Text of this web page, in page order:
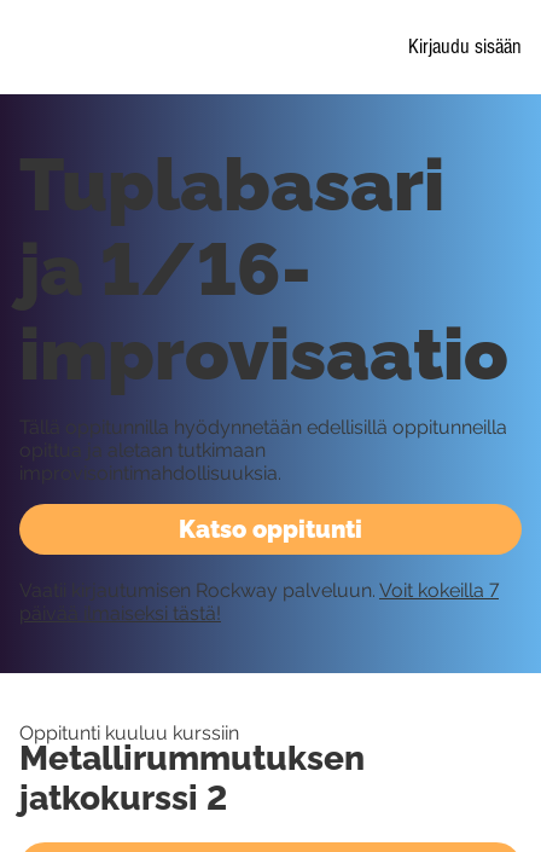
Kirjaudu sisään
Katso oppitunti
Tuplabasari
ja 1/16-
improvisaatio
Tällä oppitunnilla hyödynnetään edellisillä oppitunneilla
opittua ja aletaan tutkimaan
improvisointimahdollisuuksia.
Vaatii kirjautumisen Rockway palveluun. Voit kokeilla 7
päivää ilmaiseksi tästä!
Oppitunti kuuluu kurssiin
Metallirummutuksen
jatkokurssi 2